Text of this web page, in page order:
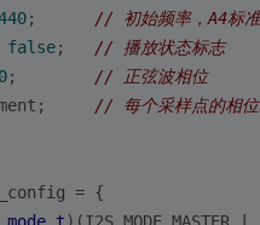
; // 初始频率，A4标
false; // 播放状态标志
; // 正弦波相位
// 每个采样点的相位
= {